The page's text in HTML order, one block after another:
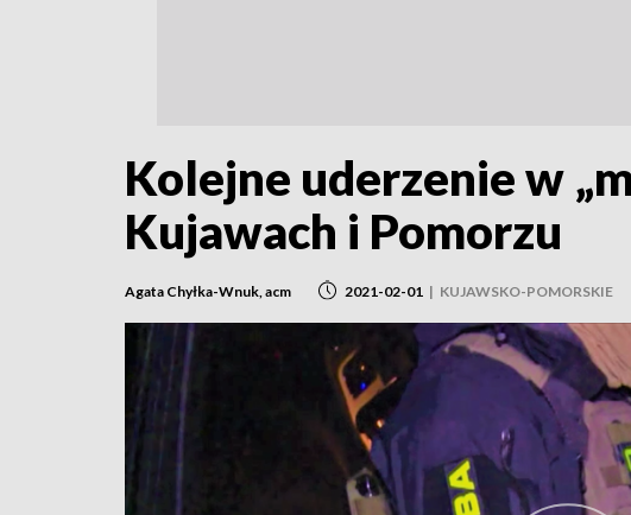
Kolejne uderzenie w
Kujawach i Pomorzu
Agata Chyłka-Wnuk, acm 2021-02-01 | KUJAWSKO-POMORSKIE